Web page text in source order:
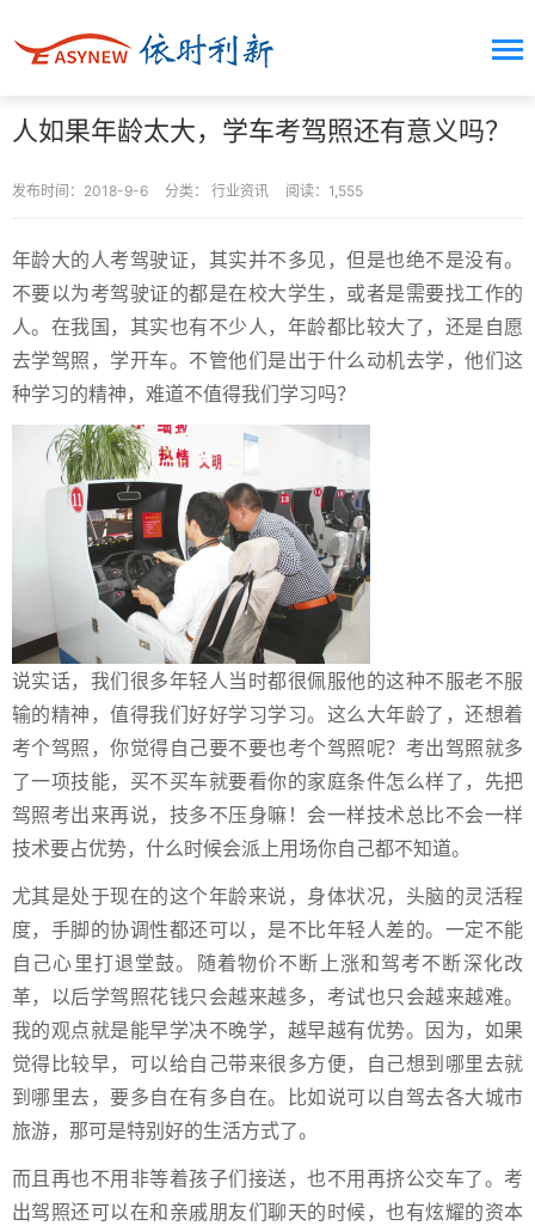
人如果年龄太大，学车考驾照还有意义吗？
发布时间：2018-9-6 分类： 行业资讯 阅读：1,555
年龄大的人考驾驶证，其实并不多见，但是也绝不是没有。
不要以为考驾驶证的都是在校大学生，或者是需要找工作的
人。在我国，其实也有不少人，年龄都比较大了，还是自愿
去学驾照，学开车。不管他们是出于什么动机去学，他们这
种学习的精神，难道不值得我们学习吗？
说实话，我们很多年轻人当时都很佩服他的这种不服老不服
输的精神，值得我们好好学习学习。这么大年龄了，还想着
考个驾照，你觉得自己要不要也考个驾照呢？考出驾照就多
了一项技能，买不买车就要看你的家庭条件怎么样了，先把
驾照考出来再说，技多不压身嘛！会一样技术总比不会一样
技术要占优势，什么时候会派上用场你自己都不知道。
尤其是处于现在的这个年龄来说，身体状况，头脑的灵活程
度，手脚的协调性都还可以，是不比年轻人差的。一定不能
自己心里打退堂鼓。随着物价不断上涨和驾考不断深化改
革，以后学驾照花钱只会越来越多，考试也只会越来越难。
我的观点就是能早学决不晚学，越早越有优势。因为，如果
觉得比较早，可以给自己带来很多方便，自己想到哪里去就
到哪里去，要多自在有多自在。比如说可以自驾去各大城市
旅游，那可是特别好的生活方式了。
而且再也不用非等着孩子们接送，也不用再挤公交车了。考
出驾照还可以在和亲戚朋友们聊天的时候，也有炫耀的资本